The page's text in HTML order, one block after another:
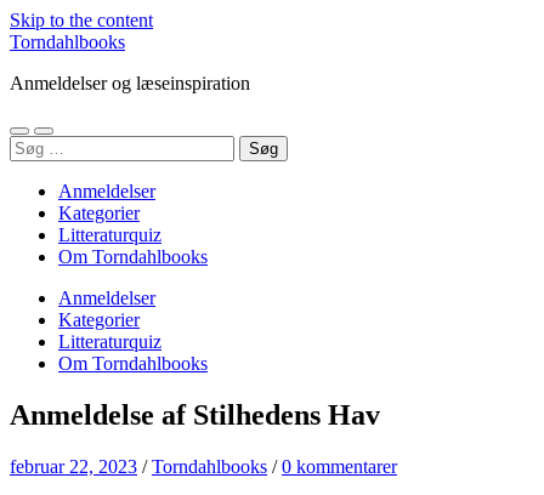
Skip to the content
Torndahlbooks
Anmeldelser og læseinspiration
Toggle
mobile
Toggle
search
Søg
efter:
Anmeldelser
Kategorier
Litteraturquiz
Om Torndahlbooks
Anmeldelser
Kategorier
Litteraturquiz
Om Torndahlbooks
Anmeldelse af Stilhedens Hav
februar 22, 2023 /Torndahlbooks /0 kommentarer